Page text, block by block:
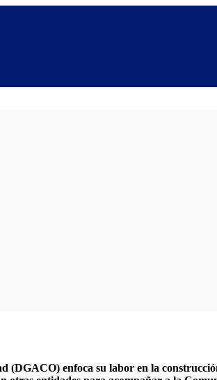
(DGACO) enfoca su labor en la